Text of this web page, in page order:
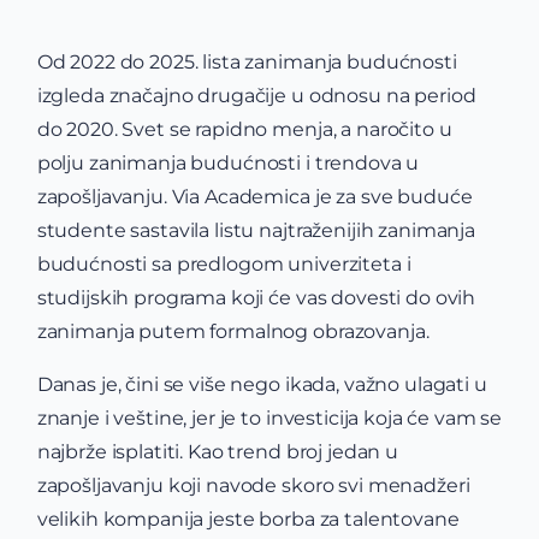
Od 2022 do 2025. lista zanimanja budućnosti
izgleda značajno drugačije u odnosu na period
do 2020. Svet se rapidno menja, a naročito u
polju zanimanja budućnosti i trendova u
zapošljavanju. Via Academica je za sve buduće
studente sastavila listu najtraženijih zanimanja
budućnosti sa predlogom univerziteta i
studijskih programa koji će vas dovesti do ovih
zanimanja putem formalnog obrazovanja.
Danas je, čini se više nego ikada, važno ulagati u
znanje i veštine, jer je to investicija koja će vam se
najbrže isplatiti. Kao trend broj jedan u
zapošljavanju koji navode skoro svi menadžeri
velikih kompanija jeste borba za talentovane